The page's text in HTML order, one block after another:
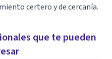
certero y de cercanía.
que te pueden